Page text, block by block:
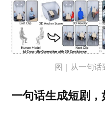
图｜从一句话
一句话生成短剧，